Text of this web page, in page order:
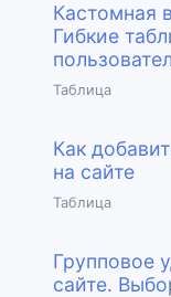
Кастомная
Гибкие
Таблица
Как
на сайте
Таблица
Групповое
сайте.